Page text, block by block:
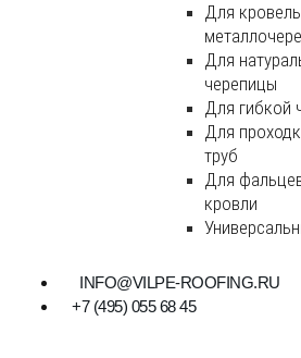
Для
Для
черепицы
Для гибкой
Для
труб
Для
кровли
INFO@VILPE-ROOFING.RU
+7 (495) 055 68 45